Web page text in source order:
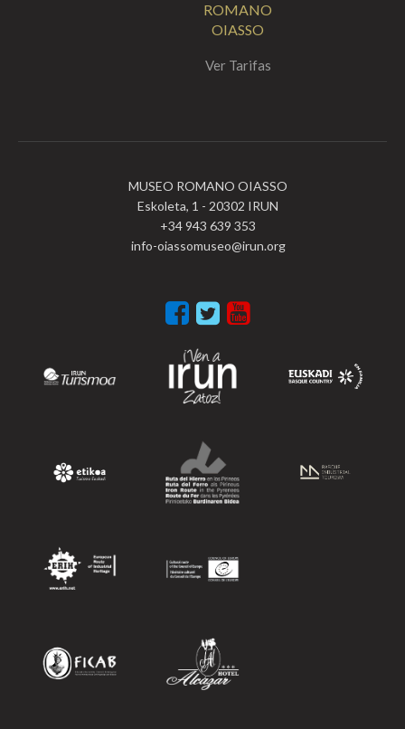
ROMANO
OIASSO
Ver Tarifas
MUSEO ROMANO OIASSO
Eskoleta, 1 - 20302 IRUN
+34 943 639 353
info-oiassomuseo@irun.org